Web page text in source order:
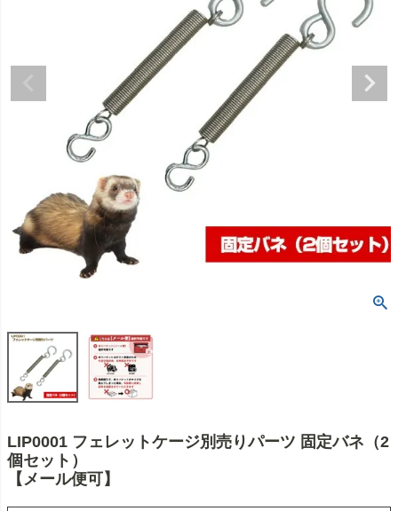
LIP0001 フェレットケージ別売りパーツ 固定バネ（2
個セット）
【メール便可】